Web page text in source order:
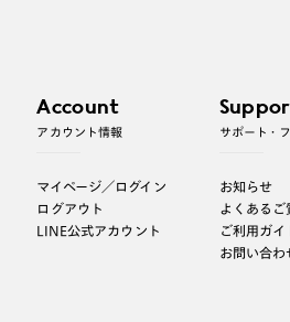
Account
アカウント情報
マイページ／ログイン
ログアウト
LINE公式アカウント
サポート・
お知らせ
よくあるご
ご利用ガイ
お問い合わ